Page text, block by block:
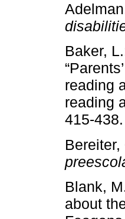
Baker,
reading
reading
415-
Blank,
about